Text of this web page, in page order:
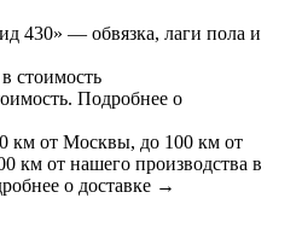
430» — обвязка, лаги пола и
стоимость
Подробнее о
км от Москвы, до 100 км от
км от нашего производства в
о доставке →